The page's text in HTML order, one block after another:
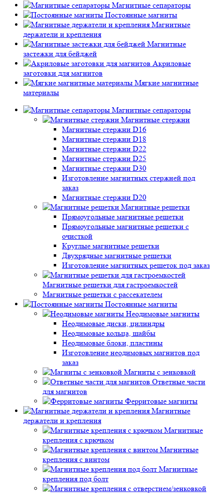
Магнитные сепараторы
Постоянные магниты
Магнитные
держатели и крепления
Магнитные
застежки для бейджей
Акриловые
заготовки для магнитов
Мягкие магнитные
материалы
Магнитные сепараторы
Магнитные стержни
Магнитные стержни D16
Магнитные стержни D18
Магнитные стержни D22
Магнитные стержни D25
Магнитные стержни D30
Изготовление магнитных стержней под
заказ
Магнитные стержни D20
Магнитные решетки
Прямоугольные магнитные решетки
Прямоугольные магнитные решетки с
очисткой
Круглые магнитные решетки
Двухрядные магнитные решетки
Изготовление магнитных решеток под заказ
Магнитные решетки для гастроемкостей
Магнитные решетки с рассекателем
Постоянные магниты
Неодимовые магниты
Неодимовые диски, цилиндры
Неодимовые кольца, шайбы
Неодимовые блоки, пластины
Изготовление неодимовых магнитов под
заказ
Магниты с зенковкой
Ответные части
для магнитов
Ферритовые магниты
Магнитные
держатели и крепления
Магнитные
крепления с крючком
Магнитные
крепления с винтом
Магнитные
крепления под болт